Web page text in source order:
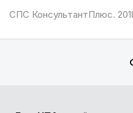
СПС КонсультантПлюс.